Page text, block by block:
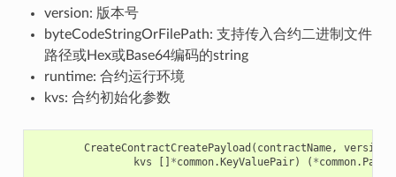
version: 版本号
byteCodeStringOrFilePath: 支持传入合约二进制文件
路径或Hex或Base64编码的string
runtime: 合约运行环境
kvs: 合约初始化参数
CreateContractCreatePayload ( contractName, version
kvs
[] *common.KeyValuePair) ( *common.